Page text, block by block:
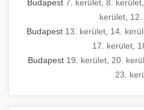
Budapest 7. kerület, 8. kerület,
kerület
Budapest 13. kerület 14.
17. kerület
Budapest 19. kerület 20.
23.